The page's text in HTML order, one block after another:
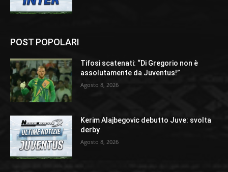
POST POPOLARI
Tifosi scatenati: “Di Gregorio non è
assolutamente da Juventus!”
Agosto 8, 2026
Kerim Alajbegovic debutto Juve: svolta
derby
Agosto 8, 2026